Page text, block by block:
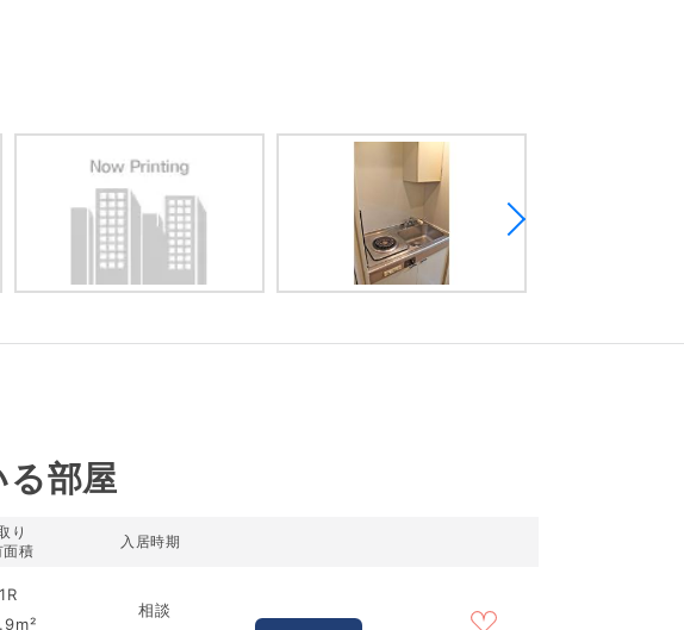
部屋
り
面積
入居時期
1R
相談